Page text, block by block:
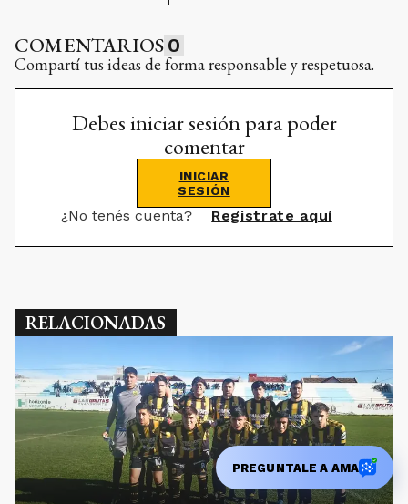
COMENTARIOS 0
Compartí tus ideas de forma responsable y respetuosa.
Debes iniciar sesión para poder
comentar
INICIAR
SESIÓN
¿No tenés cuenta? Registrate aquí
RELACIONADAS
PREGUNTALE A AMA